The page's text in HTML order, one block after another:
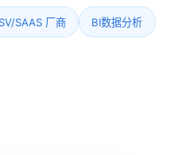
SAAS 厂商 BI数据分析